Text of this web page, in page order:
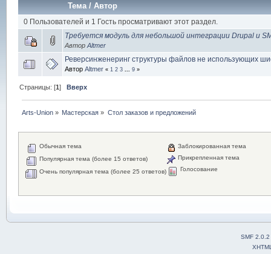
Тема/ Автор
0 Пользователей и 1 Гость просматривают этот раздел.
Требуется модуль для небольшой интеграции Drupal и
Автор Altmer
Реверсинженеринг структуры файлов не использующих
Автор Altmer « 1 2 3 9»
Страницы: [1]Вверх
Arts-Union » Мастерская » Стол заказов и предложений
Обычная тема
Популярная тема (более 15 ответов)
Очень популярная тема (более 25 ответов)
Заблокированная тема
Прикрепленная тема
Голосование
SMF 2.0.2